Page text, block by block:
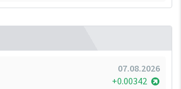
07.08.2026
+0.00342